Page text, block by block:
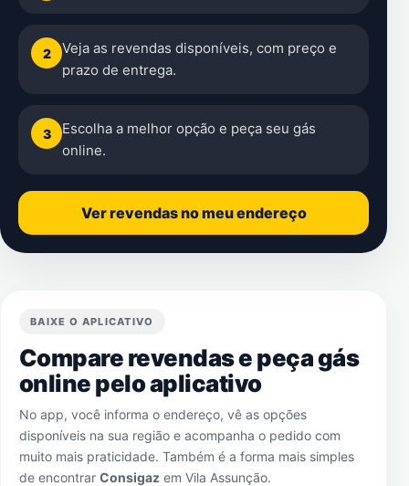
2
Veja as revendas disponíveis, com preço e
prazo de entrega.
3
Escolha a melhor opção e peça seu gás
online.
Ver revendas no meu endereço
BAIXE O APLICATIVO
Compare revendas e peça gás
online pelo aplicativo
No app, você informa o endereço, vê as opções
disponíveis na sua região e acompanha o pedido com
muito mais praticidade. Também é a forma mais simples
de encontrar Consigaz em Vila Assunção.